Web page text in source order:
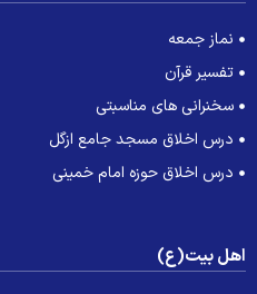
نماز جمعه
تفسیر قرآن
سخنرانی های مناسبتی
درس اخلاق مسجد جامع ازگل
درس اخلاق حوزه امام خمینی
بیت(ع)